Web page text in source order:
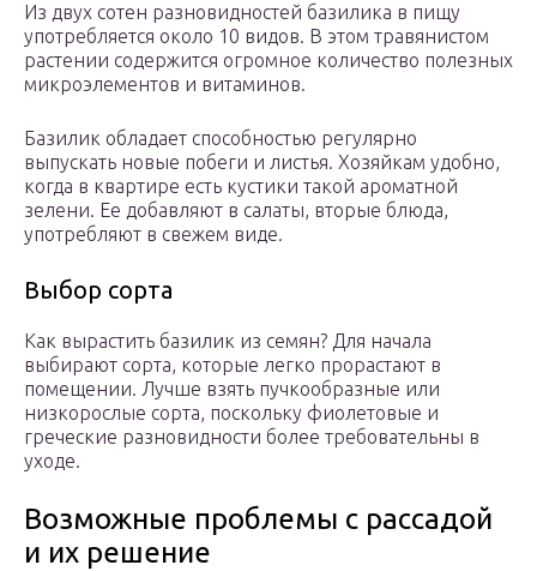
Из двух сотен разновидностей базилика в пищу
употребляется около 10 видов. В этом травянистом
растении содержится огромное количество полезных
микроэлементов и витаминов.
Базилик обладает способностью регулярно
выпускать новые побеги и листья. Хозяйкам удобно,
когда в квартире есть кустики такой ароматной
зелени. Ее добавляют в салаты, вторые блюда,
употребляют в свежем виде.
Выбор сорта
Как вырастить базилик из семян? Для начала
выбирают сорта, которые легко прорастают в
помещении. Лучше взять пучкообразные или
низкорослые сорта, поскольку фиолетовые и
греческие разновидности более требовательны в
уходе.
Возможные проблемы с рассадой
и их решение